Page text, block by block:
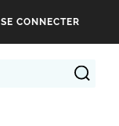
SE CONNECTER